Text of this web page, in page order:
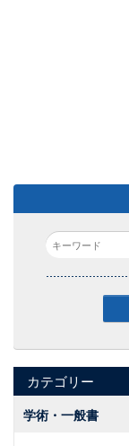
カテゴリー
学術・一般書